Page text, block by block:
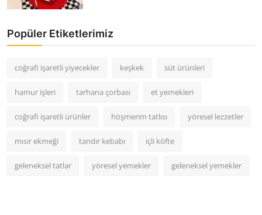
Popüler Etiketlerimiz
coğrafi işaretli yiyecekler keşkek süt ürünleri
hamur işleri tarhana çorbası et yemekleri
coğrafi işaretli ürünler höşmerim tatlısı yöresel lezzetler
mısır ekmeği tandır kebabı içli köfte
geleneksel tatlar yöresel yemekler geleneksel yemekler